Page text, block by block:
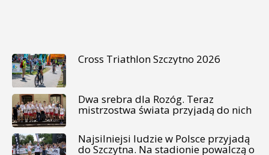
Cross Triathlon Szczytno 2026
Dwa srebra dla Rozóg. Teraz
mistrzostwa świata przyjadą do nich
Najsilniejsi ludzie w Polsce przyjadą
do Szczytna. Na stadionie powalczą o